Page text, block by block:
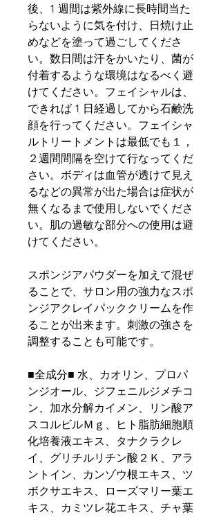
後、1 週間は紫外線に長時間当た
らないように気を付け、日焼け止
めなどを塗って過ごしてくださ
い。数日間は汗をかいたり、菌が
付着するような環境はなるべく避
けてください。フェイシャルは、
できれば 1 日経過してから石鹸洗
顔を行ってください。フェイシャ
ルトリートメントは最低でも１，
２週間間隔を空けて行なってくだ
さい。ボディは血管が透けて見え
るなどの異常が出た場合は症状が
無くなるまで使用しないでくださ
い。肌の過敏な部分への使用は避
けてください。
スポンジアパウダーを加えて混ぜ
ることで、サロン用の強力なスポ
ンジアクレイパッククリームを作
ることが出来ます。刺激の強さを
調整することも可能です。
■全成分■ 水、カオリン、プロパ
ンジオール、ジフェニルジメチコ
ン、加水分解カイメン、リン酸ア
スコルビルＭｇ、ヒト脂肪細胞順
化培養液エキス、タナクラクレ
イ、グリチルリチン酸２Ｋ、アラ
ントイン、カンゾウ根エキス、ツ
ボクサエキス、ローズマリー葉エ
キス、カミツレ花エキス、チャ葉